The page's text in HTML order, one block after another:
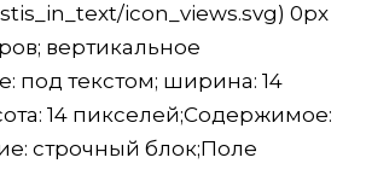
icon_views.svg) 0px
вертикальное
под текстом; ширина: 14
14 пикселей;Содержимое:
строчный блок;Поле